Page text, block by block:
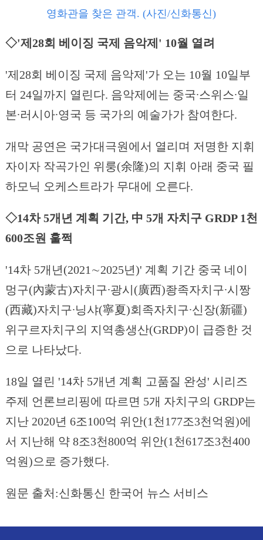
영화관을 찾은 관객. (사진/신화통신)
◇'제28회 베이징 국제 음악제' 10월 열려
'제28회 베이징 국제 음악제'가 오는 10월 10일부
터 24일까지 열린다. 음악제에는 중국∙스위스∙일
본∙러시아∙영국 등 국가의 예술가가 참여한다.
개막 공연은 국가대극원에서 열리며 저명한 지휘
자이자 작곡가인 위룽(余隆)의 지휘 아래 중국 필
하모닉 오케스트라가 무대에 오른다.
◇14차 5개년 계획 기간, 中 5개 자치구 GRDP 1천
600조원 훌쩍
'14차 5개년(2021∼2025년)' 계획 기간 중국 네이
멍구(內蒙古)자치구∙광시(廣西)좡족자치구∙시짱
(西藏)자치구∙닝샤(寧夏)회족자치구∙신장(新疆)
위구르자치구의 지역총생산(GRDP)이 급증한 것
으로 나타났다.
18일 열린 '14차 5개년 계획 고품질 완성' 시리즈
주제 언론브리핑에 따르면 5개 자치구의 GRDP는
지난 2020년 6조100억 위안(1천177조3천억원)에
서 지난해 약 8조3천800억 위안(1천617조3천400
억원)으로 증가했다.
원문 출처:신화통신 한국어 뉴스 서비스